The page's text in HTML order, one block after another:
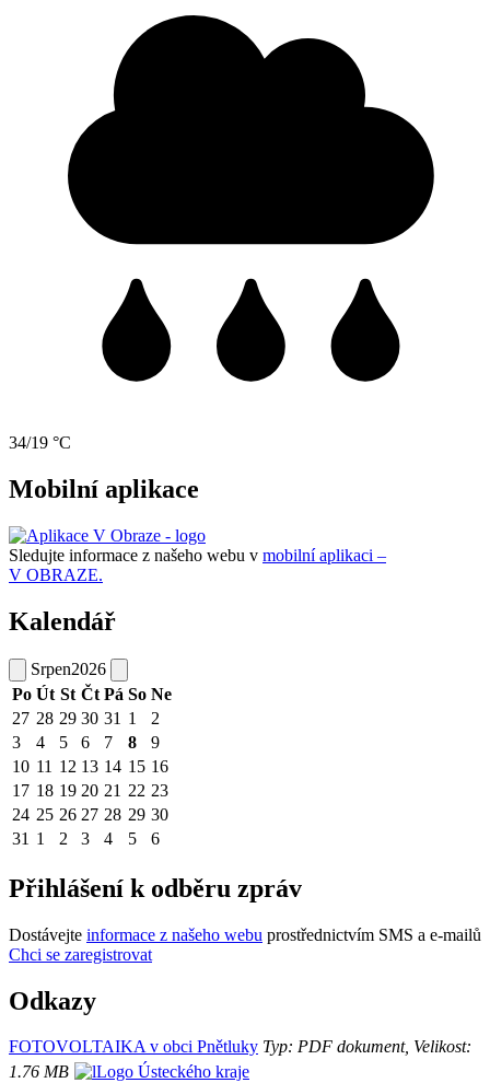
34/19 °C
Mobilní aplikace
Sledujte informace z našeho webu v mobilní aplikaci –
V OBRAZE.
Kalendář
Srpen2026
Po Út St Čt Pá So Ne
27 28 29 30 31 1
2
3
4 5 6 7 8
9
10 11 12 13 14 15 16
17 18 19 20 21 22 23
24 25 26 27 28 29 30
31 1 2 3 4 5 6
Přihlášení k odběru zpráv
Dostávejte informace z našeho webu prostřednictvím SMS a e-mailů
Chci se zaregistrovat
Odkazy
FOTOVOLTAIKA v obci Pnětluky Typ: PDF dokument, Velikost:
1.76 MB